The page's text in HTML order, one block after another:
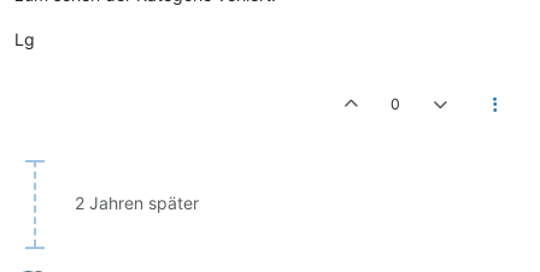
Lg
0
2 Jahren später